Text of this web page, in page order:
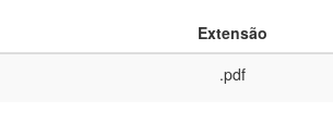
Extensão
.pdf